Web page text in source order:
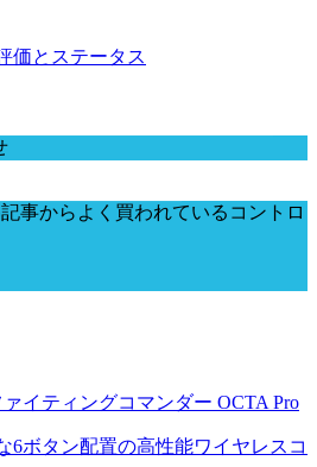
価とステータス
記事からよく買われているコントロ
イティングコマンダー OCTA Pro
6ボタン配置の高性能ワイヤレスコ